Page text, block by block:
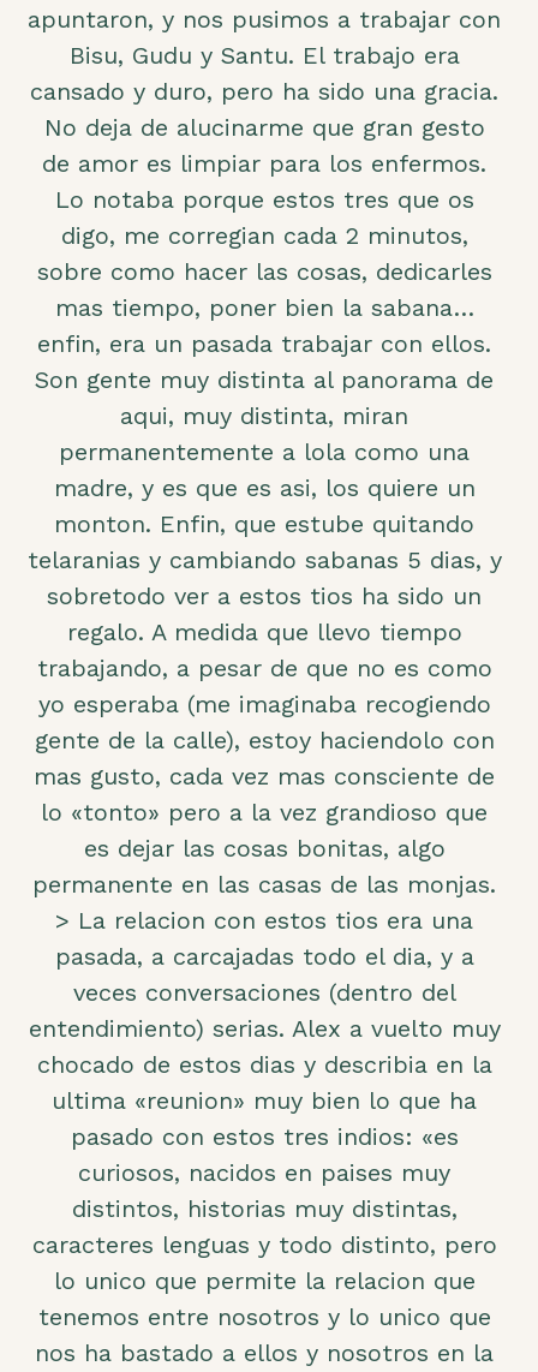
apuntaron, y nos pusimos a trabajar con
Bisu, Gudu y Santu. El trabajo era
cansado y duro, pero ha sido una gracia.
No deja de alucinarme que gran gesto
de amor es limpiar para los enfermos.
Lo notaba porque estos tres que os
digo, me corregian cada 2 minutos,
sobre como hacer las cosas, dedicarles
mas tiempo, poner bien la sabana…
enfin, era un pasada trabajar con ellos.
Son gente muy distinta al panorama de
aqui, muy distinta, miran
permanentemente a lola como una
madre, y es que es asi, los quiere un
monton. Enfin, que estube quitando
telaranias y cambiando sabanas 5 dias, y
sobretodo ver a estos tios ha sido un
regalo. A medida que llevo tiempo
trabajando, a pesar de que no es como
yo esperaba (me imaginaba recogiendo
gente de la calle), estoy haciendolo con
mas gusto, cada vez mas consciente de
lo «tonto» pero a la vez grandioso que
es dejar las cosas bonitas, algo
permanente en las casas de las monjas.
> La relacion con estos tios era una
pasada, a carcajadas todo el dia, y a
veces conversaciones (dentro del
entendimiento) serias. Alex a vuelto muy
chocado de estos dias y describia en la
ultima «reunion» muy bien lo que ha
pasado con estos tres indios: «es
curiosos, nacidos en paises muy
distintos, historias muy distintas,
caracteres lenguas y todo distinto, pero
lo unico que permite la relacion que
tenemos entre nosotros y lo unico que
nos ha bastado a ellos y nosotros en la